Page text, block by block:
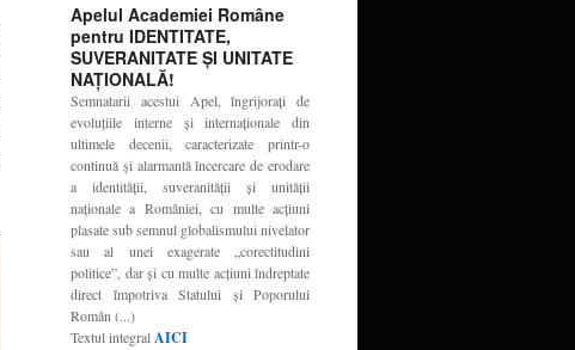
Apelul Academiei Române
pentru IDENTITATE,
SUVERANITATE ŞI UNITATE
NAŢIONALĂ!
Semnatarii acestui Apel, îngrijoraţi de
evoluţiile interne şi internaţionale din
ultimele decenii, caracterizate printr-o
continuă şi alarmantă încercare de erodare
a identităţii, suveranităţii şi unităţii
naţionale a României, cu multe acţiuni
plasate sub semnul globalismului nivelator
sau al unei exagerate „corectitudini
politice”, dar şi cu multe acţiuni îndreptate
direct împotriva Statului şi Poporului
Român (...)
Textul integralAICI